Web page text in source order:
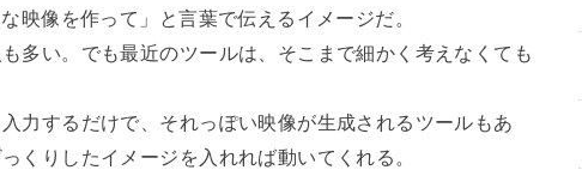
映像を作って」と言葉で伝えるイメージだ。
多い。でも最近のツールは、そこまで細かく考えなくても
力するだけで、それっぽい映像が生成されるツールもあ
くりしたイメージを入れれば動いてくれる。